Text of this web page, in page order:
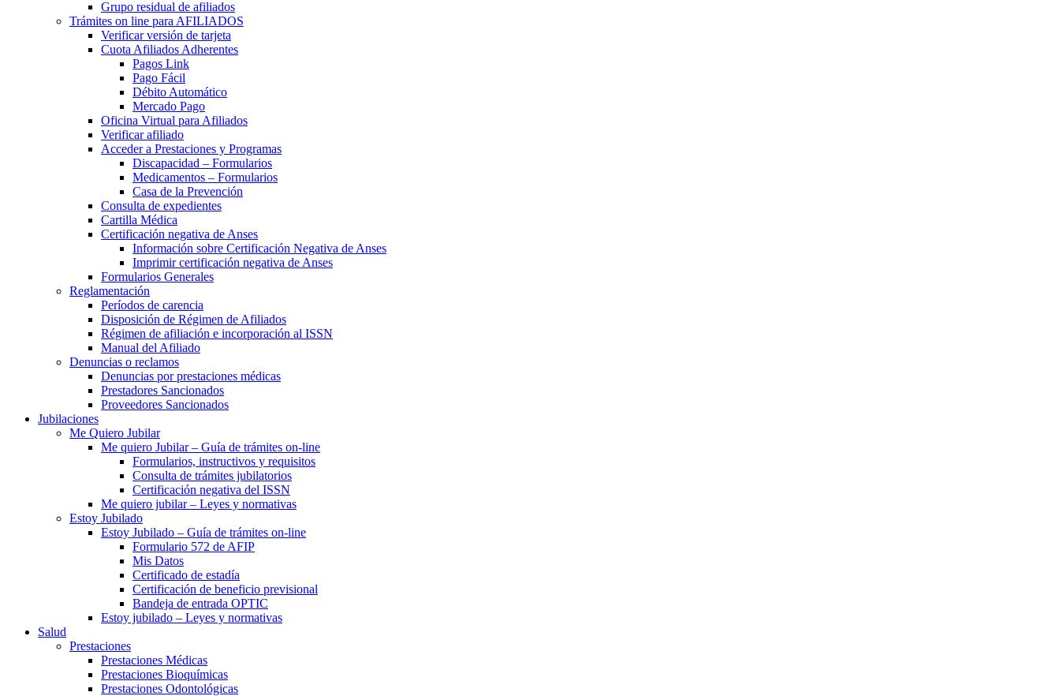
Grupo residual de afiliados
Trámites on line para AFILIADOS
Verificar versión de tarjeta
Cuota Afiliados Adherentes
Pagos Link
Pago Fácil
Débito Automático
Mercado Pago
Oficina Virtual para Afiliados
Verificar afiliado
Acceder a Prestaciones y Programas
Discapacidad – Formularios
Medicamentos – Formularios
Casa de la Prevención
Consulta de expedientes
Cartilla Médica
Certificación negativa de Anses
Información sobre Certificación Negativa de Anses
Imprimir certificación negativa de Anses
Formularios Generales
Reglamentación
Períodos de carencia
Disposición de Régimen de Afiliados
Régimen de afiliación e incorporación al ISSN
Manual del Afiliado
Denuncias o reclamos
Denuncias por prestaciones médicas
Prestadores Sancionados
Proveedores Sancionados
Jubilaciones
Me Quiero Jubilar
Me quiero Jubilar – Guía de trámites on-line
Formularios, instructivos y requisitos
Consulta de trámites jubilatorios
Certificación negativa del ISSN
Me quiero jubilar – Leyes y normativas
Estoy Jubilado
Estoy Jubilado – Guía de trámites on-line
Formulario 572 de AFIP
Mis Datos
Certificado de estadía
Certificación de beneficio previsional
Bandeja de entrada OPTIC
Estoy jubilado – Leyes y normativas
Salud
Prestaciones
Prestaciones Médicas
Prestaciones Bioquímicas
Prestaciones Odontológicas